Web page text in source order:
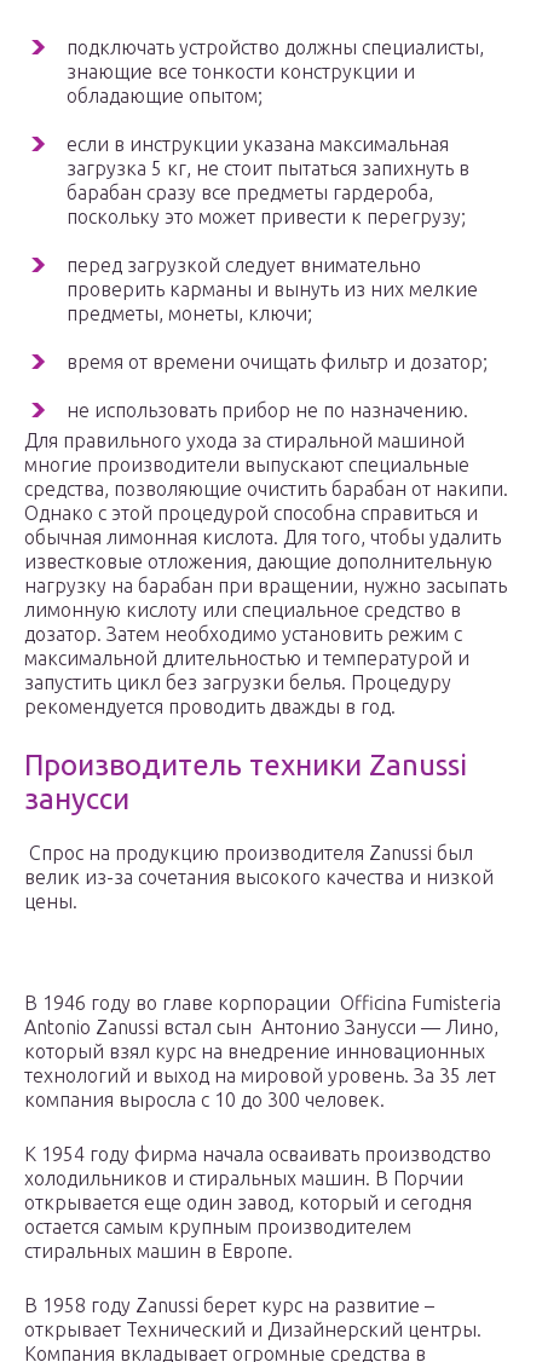
подключать устройство должны специалисты,
знающие все тонкости конструкции и
обладающие опытом;
если в инструкции указана максимальная
загрузка 5 кг, не стоит пытаться запихнуть в
барабан сразу все предметы гардероба,
поскольку это может привести к перегрузу;
перед загрузкой следует внимательно
проверить карманы и вынуть из них мелкие
предметы, монеты, ключи;
время от времени очищать фильтр и дозатор;
не использовать прибор не по назначению.
Для правильного ухода за стиральной машиной
многие производители выпускают специальные
средства, позволяющие очистить барабан от накипи.
Однако с этой процедурой способна справиться и
обычная лимонная кислота. Для того, чтобы удалить
известковые отложения, дающие дополнительную
нагрузку на барабан при вращении, нужно засыпать
лимонную кислоту или специальное средство в
дозатор. Затем необходимо установить режим с
максимальной длительностью и температурой и
запустить цикл без загрузки белья. Процедуру
рекомендуется проводить дважды в год.
Производитель техники Zanussi
занусси
Спрос на продукцию производителя Zanussi был
велик из-за сочетания высокого качества и низкой
цены.
В 1946 году во главе корпорации Officina Fumisteria
Antonio Zanussi встал сын Антонио Занусси — Лино,
который взял курс на внедрение инновационных
технологий и выход на мировой уровень. За 35 лет
компания выросла с 10 до 300 человек.
К 1954 году фирма начала осваивать производство
холодильников и стиральных машин. В Порчии
открывается еще один завод, который и сегодня
остается самым крупным производителем
стиральных машин в Европе.
В 1958 году Zanussi берет курс на развитие –
открывает Технический и Дизайнерский центры.
Компания вкладывает огромные средства в